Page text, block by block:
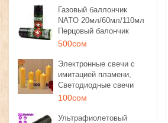
Газовый баллончик
NATO 20мл/60мл/110мл
Перцовый балончик
500сом
Электронные свечи с
имитацией пламени,
Светодиодные свечи
100сом
Ультрафиолетовый